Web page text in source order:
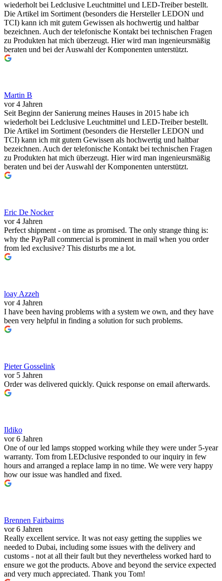
wiederholt bei Ledclusive Leuchtmittel und LED-Treiber bestellt.
Die Artikel im Sortiment (besonders die Hersteller LEDON und
TCI) kann ich mit gutem Gewissen als hochwertig und haltbar
bezeichnen. Auch der telefonische Kontakt bei technischen Fragen
zu Produkten hat mich überzeugt. Hier wird man ingenieursmäßig
beraten und bei der Auswahl der Komponenten unterstützt.
Martin B
vor 4 Jahren
Seit Beginn der Sanierung meines Hauses in 2015 habe ich
wiederholt bei Ledclusive Leuchtmittel und LED-Treiber bestellt.
Die Artikel im Sortiment (besonders die Hersteller LEDON und
TCI) kann ich mit gutem Gewissen als hochwertig und haltbar
bezeichnen. Auch der telefonische Kontakt bei technischen Fragen
zu Produkten hat mich überzeugt. Hier wird man ingenieursmäßig
beraten und bei der Auswahl der Komponenten unterstützt.
Eric De Nocker
vor 4 Jahren
Perfect shipment - on time as promised. The only strange thing is:
why the PayPall commercial is prominent in mail when you order
from led exclusive? This disturbs me a lot.
loay Azzeh
vor 4 Jahren
I have been having problems with a system we own, and they have
been very helpful in finding a solution for such problems.
Pieter Gosselink
vor 5 Jahren
Order was delivered quickly. Quick response on email afterwards.
Ildiko
vor 6 Jahren
One of our led lamps stopped working while they were under 5-year
warranty. Tom from LEDclusive responded to our inquiry in few
hours and arranged a replace lamp in no time. We were very happy
how our issue was handled and fixed.
Brennen Fairbairns
vor 6 Jahren
Really excellent service. It was not easy getting the supplies we
needed to Dubai, including some issues with the delivery and
customs - not at all their fault but they nevertheless worked hard to
ensure we got the products. Above and beyond the service expected
and very much appreciated. Thank you Tom!